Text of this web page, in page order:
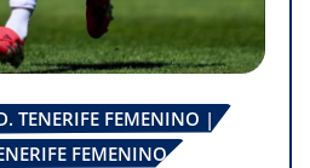
TENERIFE FEMENINO |
FEMENINO